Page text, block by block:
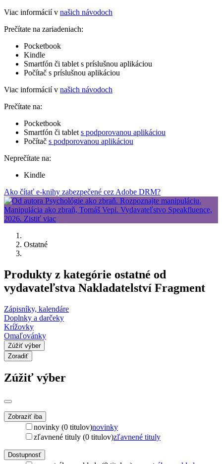
Viac informácií v našich návodoch
Prečítate na zariadeniach:
Pocketbook
Kindle
Smartfón či tablet s príslušnou aplikáciou
Počítač s príslušnou aplikáciou
Viac informácií v našich návodoch
Prečítate na:
Pocketbook
Smartfón či tablet s podporovanou aplikáciou
Počítač s podporovanou aplikáciou
Neprečítate na:
Kindle
Ako čítať e-knihy zabezpečené cez Adobe DRM?
Ostatné
Produkty z kategórie ostatné od
vydavateľstva Nakladatelství Fragment
Zápisníky, kalendáre
Doplnky a darčeky
Krížovky
Omaľovánky
Zúžiť výber
Zoradiť
Zúžiť výber
Zobraziť iba
novinky (0 titulov)novinky
zľavnené tituly (0 titulov)zľavnené tituly
Dostupnosť